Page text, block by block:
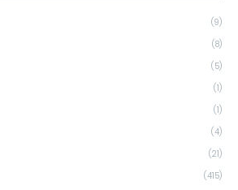
(9)
(8)
(5)
(1)
(1)
(4)
(21)
(415)